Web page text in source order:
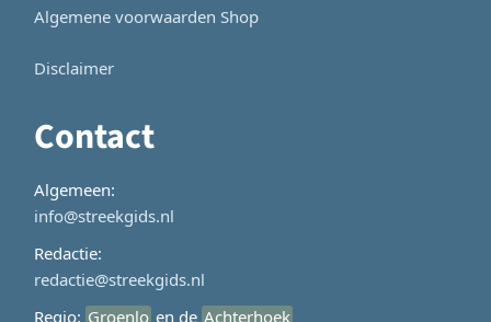
Algemene voorwaarden Shop
Disclaimer
Contact
Algemeen:
info@streekgids.nl
Redactie:
redactie@streekgids.nl
Regio: Groenlo en de Achterhoek